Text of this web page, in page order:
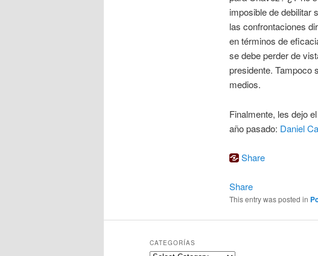
imposible de debilitar
las confrontaciones
en términos de
se debe perder de
presidente. Tampoco
medios.
Finalmente, les dejo
año pasado: Daniel
Share
Share
This entry was posted in
CATEGORÍAS